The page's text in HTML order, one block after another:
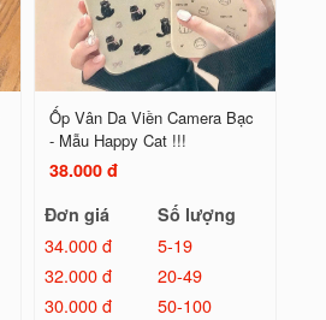
Ốp Vân Da Viền Camera Bạc
- Mẫu Happy Cat !!!
38.000 đ
Đơn giá
Số lượng
34.000 đ
5-19
32.000 đ
20-49
30.000 đ
50-100